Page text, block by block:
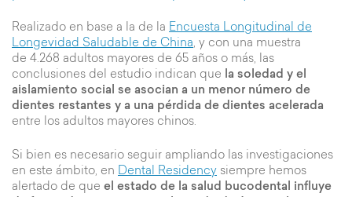
Realizado en base a la de la Encuesta Longitudinal de
Longevidad Saludable de China, y con una muestra
de 4.268 adultos mayores de 65 años o más, las
conclusiones del estudio indican que la soledad y el
aislamiento social se asocian a un menor número de
dientes restantes y a una pérdida de dientes acelerada
entre los adultos mayores chinos.
Si bien es necesario seguir ampliando las investigaciones
en este ámbito, en Dental Residency siempre hemos
alertado de que el estado de la salud bucodental influye